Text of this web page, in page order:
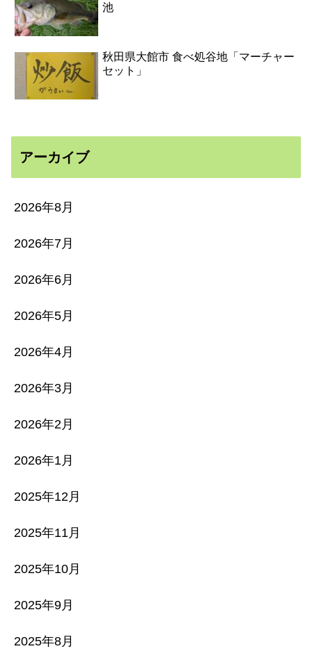
池
秋田県大館市 食べ処谷地「マーチャー
セット」
アーカイブ
2026年8月
2026年7月
2026年6月
2026年5月
2026年4月
2026年3月
2026年2月
2026年1月
2025年12月
2025年11月
2025年10月
2025年9月
2025年8月